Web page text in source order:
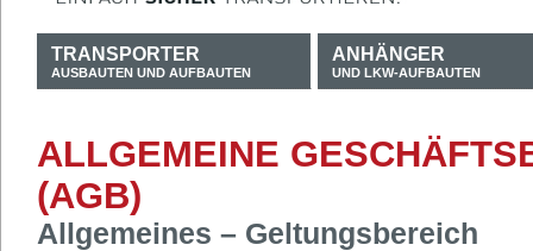
TRANSPORTER
AUSBAUTEN UND AUFBAUTEN
ANHÄNGER
UND LKW-AUFBAUTEN
ALLGEMEINE
(AGB)
Allgemeines – Geltungsbereich